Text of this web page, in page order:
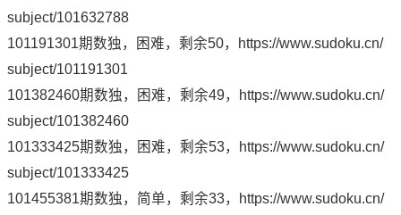
subject/101632788
101191301期数独，困难，剩余50，
https://www.sudoku.cn/
subject/101191301
101382460期数独，困难，剩余49，
https://www.sudoku.cn/
subject/101382460
101333425期数独，困难，剩余53，
https://www.sudoku.cn/
subject/101333425
101455381期数独，简单，剩余33，
https://www.sudoku.cn/